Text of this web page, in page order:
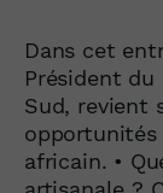
Dans cet
Président du
Sud, revient
africain. •